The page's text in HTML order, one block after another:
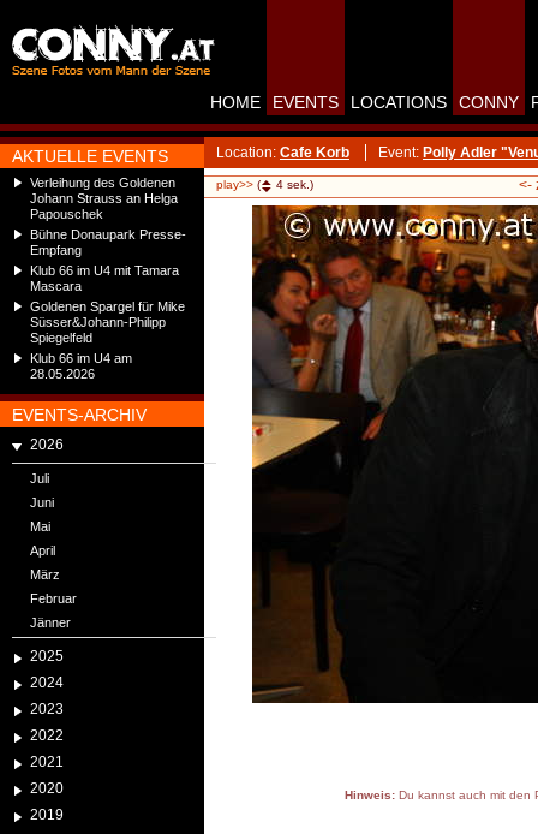
AKTUELLE EVENTS
Verleihung des Goldenen
Johann Strauss an Helga
Papouschek
Bühne Donaupark Presse-
Empfang
Klub 66 im U4 mit Tamara
Mascara
Goldenen Spargel für Mike
Süsser&Johann-Philipp
Spiegelfeld
Klub 66 im U4 am
28.05.2026
EVENTS-ARCHIV
2026
Juli
Juni
Mai
April
März
Februar
Jänner
2025
2024
2023
2022
2021
2020
2019
HOME EVENTS LOCATIONS CONNY
Location: Cafe Korb Event: Polly Adler
play>> ( 4 sek.) <-
Hinweis:Du kannst auch mit den